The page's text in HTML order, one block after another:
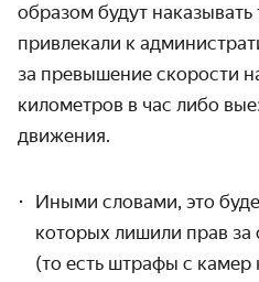
образом будут наказывать
привлекали к
за превышение скорости
километров в час либо
движения.
Иными словами, это
которых лишили прав за
(то есть штрафы с камер